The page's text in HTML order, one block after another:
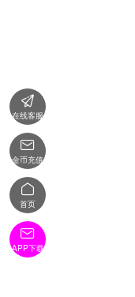

在线客服

金币充值

首页

APP下载